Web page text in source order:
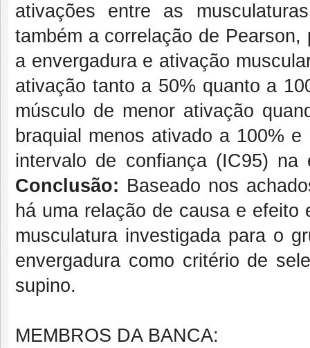
ativações entre as
também a correlação de
a envergadura e ativação
ativação tanto a 50% quanto a
músculo de menor ativação
braquial menos ativado a 100%
intervalo de confiança (IC95)
Conclusão: Baseado nos
há uma relação de causa e
musculatura investigada para o
envergadura como critério de
supino.
MEMBROS DA BANCA: